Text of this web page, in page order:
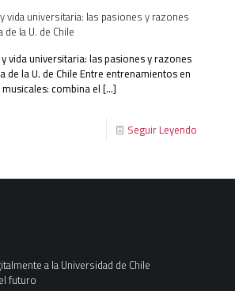
vida universitaria: las pasiones y razones
la U. de Chile
vida universitaria: las pasiones y razones
de la U. de Chile Entre entrenamientos en
combina el[…]
Seguir Leyendo
a la Universidad de Chile
futuro